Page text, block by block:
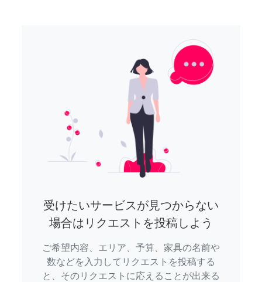
受けたいサービスが見つからない
場合はリクエストを投稿しよう
ご希望内容、エリア、予算、家具の名前や
数などを入力してリクエストを投稿する
と、そのリクエストに応えることが出来る